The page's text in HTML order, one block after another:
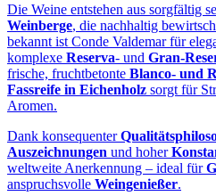
Die Weine entstehen aus sorgfältig
Weinberge, die nachhaltig
bekannt ist Conde Valdemar für
komplexe Reserva- und Gran-
frische, fruchtbetonte Blanco- und
Fassreife in Eichenholz sorgt für
Aromen.
Dank konsequenter
Auszeichnungen und hoher
weltweite Anerkennung – ideal für
anspruchsvolle Weingenießer.